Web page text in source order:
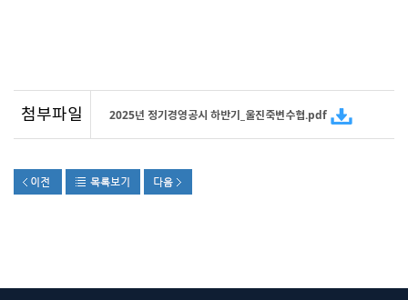
첨부파일 2025년 정기경영공시 하반기_울진죽변수협.pdf